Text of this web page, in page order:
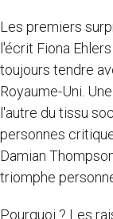
Les premiers
l'écrit Fiona
toujours tendre
Royaume-Uni.
l'autre du tissu
personnes
Damian
triomphe
Pourquoi ? Les